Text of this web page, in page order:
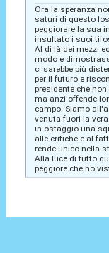
Ora la speranza
saturi di questo
peggiorare la sua
insultato i suoi
Al di là dei mezzi
modo e
ci sarebbe più
per il futuro e
presidente che
ma anzi offende
campo. Siamo
venuta fuori la
in ostaggio una
alle critiche e al
rende unico nella
Alla luce di tutto
peggiore che ho